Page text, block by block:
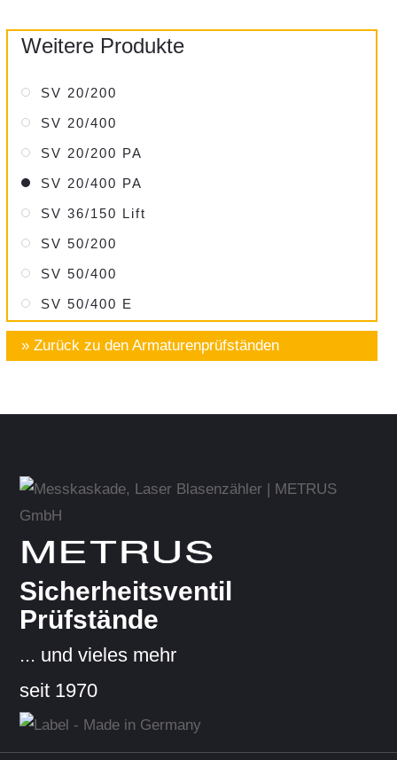
» Zurück zu den Armaturen­prüfständen
Weitere Produkte
SV 20/200
SV 20/400
SV 20/200 PA
SV 20/400 PA
SV 36/150 Lift
SV 50/200
SV 50/400
SV 50/400 E
METRUS
Sicherheitsventil
Prüfstände
... und vieles mehr
seit 1970